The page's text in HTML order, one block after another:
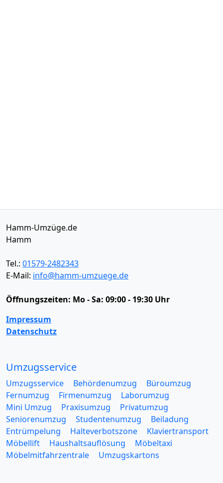
Hamm-Umzüge.de
Hamm
Tel.: 01579-2482343
E-Mail: info@hamm-umzuege.de
Öffnungszeiten: Mo - Sa: 09:00 - 19:30 Uhr
Impressum
Datenschutz
Umzugsservice
Umzugsservice Behördenumzug
Büroumzug
Fernumzug
Firmenumzug
Laborumzug
Mini Umzug
Praxisumzug
Privatumzug
Seniorenumzug
Studentenumzug
Beiladung
Entrümpelung
Halteverbotszone
Klaviertransport
Möbellift
Haushaltsauflösung
Möbeltaxi
Möbelmitfahrzentrale
Umzugskartons